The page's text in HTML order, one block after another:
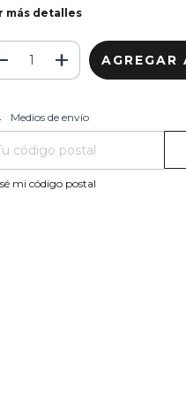
más detalles
para el CP:
Medios de envío
mi código postal